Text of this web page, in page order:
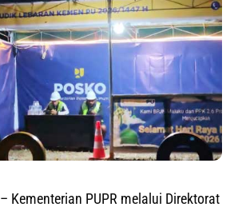
– Kementerian PUPR melalui Direktorat